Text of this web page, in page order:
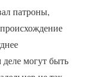
патроны,
могут быть